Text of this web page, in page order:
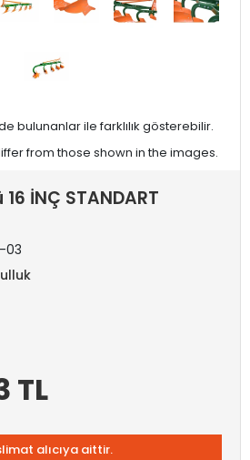
bulunanlar ile farklılık gösterebilir.
from those shown in the images.
İNÇ STANDART
03
TL
alıcıya aittir.